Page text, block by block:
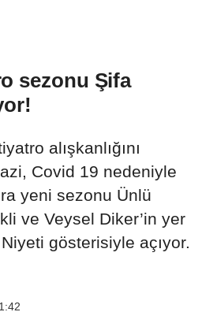
sezonu Şifa
alışkanlığını
Covid 19 nedeniyle
yeni sezonu Ünlü
ve Veysel Diker’in yer
gösterisiyle açıyor.